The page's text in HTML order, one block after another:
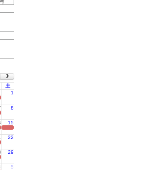
土
1
8
15
22
29
5